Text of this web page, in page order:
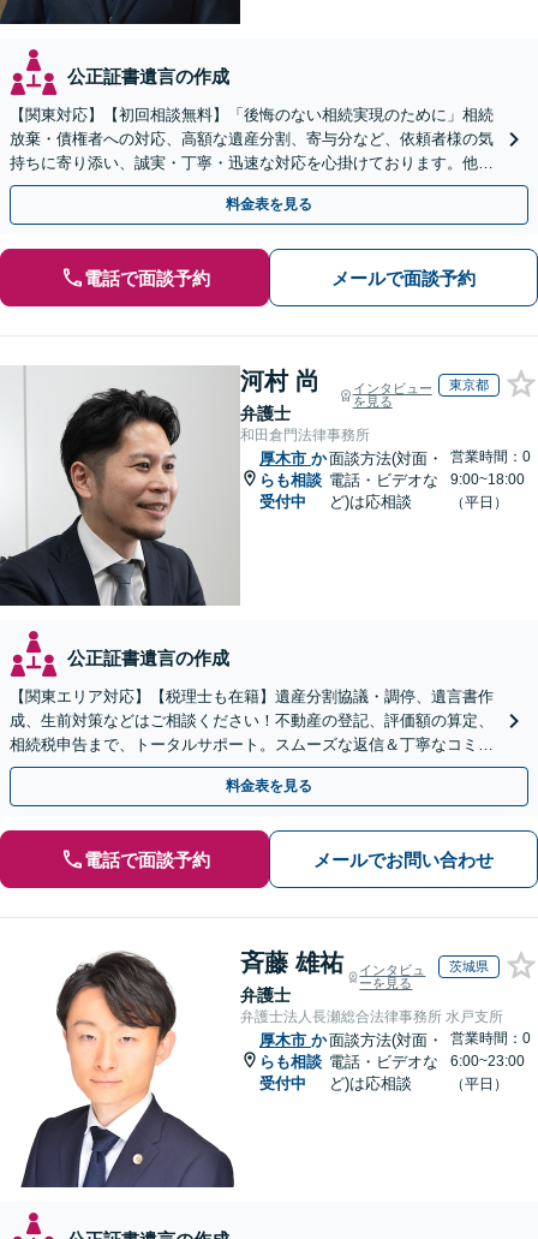
公正証書遺言の作成
【関東対応】【初回相談無料】「後悔のない相続実現のために」相続
放棄・債権者への対応、高額な遺産分割、寄与分など、依頼者様の気
持ちに寄り添い、誠実・丁寧・迅速な対応を心掛けております。他士
業とも連携し円滑な相続を目指します【夜間相談可】
料金表を見る
電話で面談予約 メールで面談予約
河村 尚
弁護士
インタビュー
を見る
東京都
和田倉門法律事務所
厚木市 か
らも相談
受付中
面談方法(対面・
電話・ビデオな
ど)は応相談
営業時間：0
9:00~18:00
（平日）
公正証書遺言の作成
【関東エリア対応】【税理士も在籍】遺産分割協議・調停、遺言書作
成、生前対策などはご相談ください！不動産の登記、評価額の算定、
相続税申告まで、トータルサポート。スムーズな返信＆丁寧なコミュ
ニケーション◎お気軽にご相談ください。
料金表を見る
電話で面談予約 メールでお問い合わせ
斉藤 雄祐
弁護士
インタビュ
ーを見る
茨城県
弁護士法人長瀬総合法律事務所 水戸支所
厚木市 か
らも相談
受付中
面談方法(対面・
電話・ビデオな
ど)は応相談
営業時間：0
6:00~23:00
（平日）